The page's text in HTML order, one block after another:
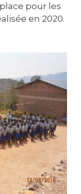
pour les
en 2020.